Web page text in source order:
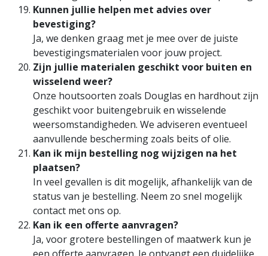
Kunnen jullie helpen met advies over
bevestiging?
Ja, we denken graag met je mee over de juiste
bevestigingsmaterialen voor jouw project.
Zijn jullie materialen geschikt voor buiten en
wisselend weer?
Onze houtsoorten zoals Douglas en hardhout zijn
geschikt voor buitengebruik en wisselende
weersomstandigheden. We adviseren eventueel
aanvullende bescherming zoals beits of olie.
Kan ik mijn bestelling nog wijzigen na het
plaatsen?
In veel gevallen is dit mogelijk, afhankelijk van de
status van je bestelling. Neem zo snel mogelijk
contact met ons op.
Kan ik een offerte aanvragen?
Ja, voor grotere bestellingen of maatwerk kun je